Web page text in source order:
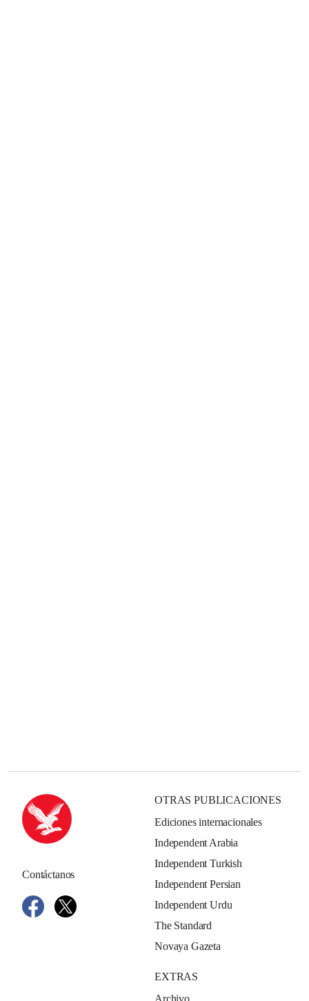
Contáctanos
OTRAS PUBLICACIONES
Ediciones internacionales
Independent Arabia
Independent Turkish
Independent Persian
Independent Urdu
The Standard
Novaya Gazeta
EXTRAS
Archivo